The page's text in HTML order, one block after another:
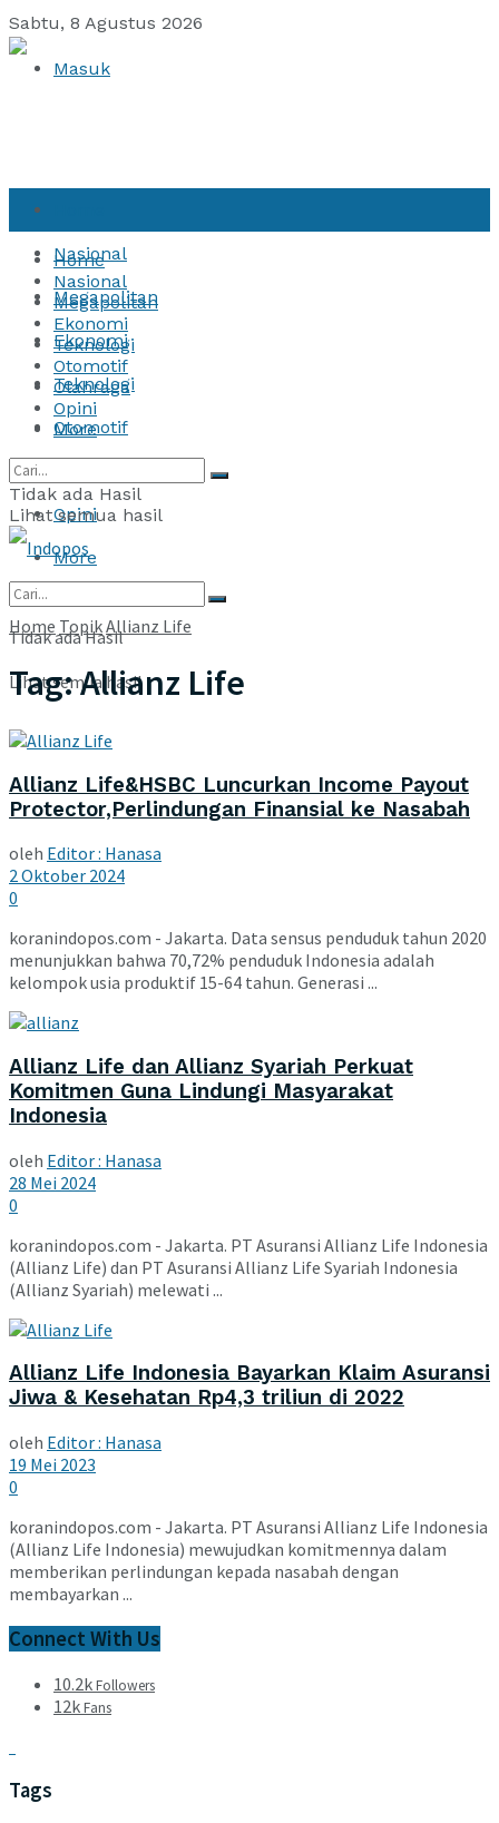
Sabtu, 8 Agustus 2026
Masuk
Nasional
Megapolitan
Ekonomi
Teknologi
Otomotif
Opini
More
Home
Nasional
Megapolitan
Ekonomi
Teknologi
Otomotif
Olahraga
Opini
More
Tidak ada Hasil
Lihat semua hasil
Tidak ada Hasil
Lihat semua hasil
Home TopikAllianz Life
Tag:Allianz Life
Allianz Life&HSBC Luncurkan Income Payout
Protector,Perlindungan Finansial ke Nasabah
oleh Editor : Hanasa
2 Oktober 2024
0
koranindopos.com - Jakarta. Data sensus penduduk tahun 2020
menunjukkan bahwa 70,72% penduduk Indonesia adalah
kelompok usia produktif 15-64 tahun. Generasi ...
Allianz Life dan Allianz Syariah Perkuat
Komitmen Guna Lindungi Masyarakat
Indonesia
oleh Editor : Hanasa
28 Mei 2024
0
koranindopos.com - Jakarta. PT Asuransi Allianz Life Indonesia
(Allianz Life) dan PT Asuransi Allianz Life Syariah Indonesia
(Allianz Syariah) melewati ...
Allianz Life Indonesia Bayarkan Klaim Asuransi
Jiwa & Kesehatan Rp4,3 triliun di 2022
oleh Editor : Hanasa
19 Mei 2023
0
koranindopos.com - Jakarta. PT Asuransi Allianz Life Indonesia
(Allianz Life Indonesia) mewujudkan komitmennya dalam
memberikan perlindungan kepada nasabah dengan
membayarkan ...
Connect With Us
10.2kFollowers
12kFans
Tags